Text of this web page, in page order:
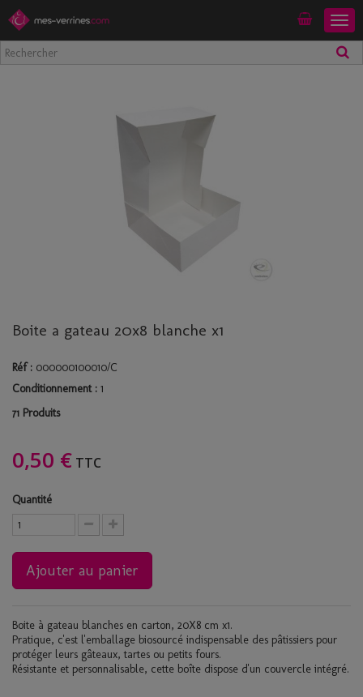
Mon compte
Boite a gateau 20x8 blanche x1
Réf : 000000100010/C
Conditionnement : 1
71 Produits
0,50 € TTC
Quantité
Ajouter au panier
Boite à gateau blanches en carton, 20X8 cm x1.
Pratique, c'est l'emballage biosourcé indispensable des pâtissiers pour
protéger leurs gâteaux, tartes ou petits fours.
Résistante et personnalisable, cette boîte dispose d'un couvercle intégré.